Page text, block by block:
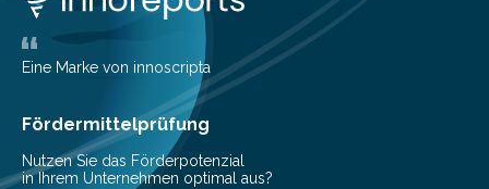
Kommunikationsumgebungen. Das Event dient der
Vernetzung potenzieller Forschungspartner und der
Vorbereitung der Programmausschreibung. Die
Cyberagentur organisiert am 25. März 2025, von 14:00
bis 16:00 Uhr, ein virtuelles Partnering Event zum
Forschungsprogramm „Datenrekonstruktion…
Eine Marke von innoscripta
Fördermittelprüfung
Nutzen Sie das Förderpotenzial
in Ihrem Unternehmen optimal aus?